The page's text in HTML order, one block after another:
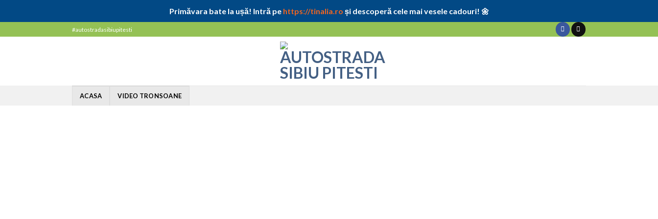
Primăvara bate la ușă! Intră pe https://tinalia.ro și descoperă cele mai vesele cadouri! 🌼
to
#autostradasibiupitesti
ACASA VIDEO TRONSOANE